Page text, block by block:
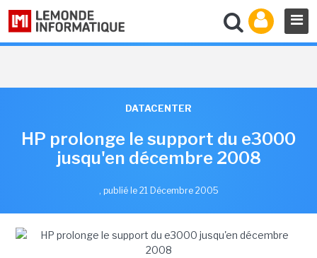
DATACENTER
HP prolonge le support du e3000
jusqu'en décembre 2008
, publié le 21 Décembre 2005